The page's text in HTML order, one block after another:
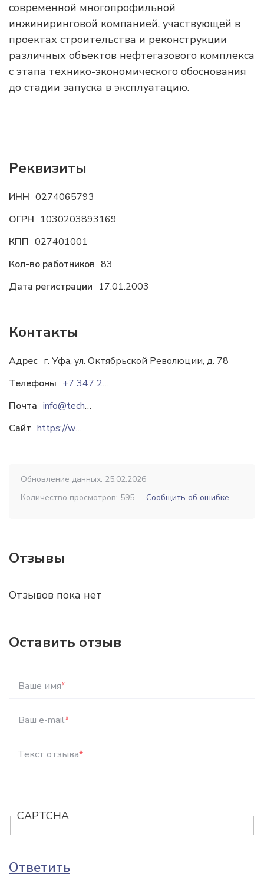
современной многопрофильной
инжиниринговой компанией, участвующей в
проектах строительства и реконструкции
различных объектов нефтегазового комплекса
с этапа технико-экономического обоснования
до стадии запуска в эксплуатацию.
Реквизиты
ИНН 0274065793
ОГРН 1030203893169
КПП 027401001
Кол-во работников 83
Дата регистрации 17.01.2003
Контакты
Адрес г. Уфа, ул. Октябрьской Революции, д. 78
Телефоны
+7 347 286 52 28
Почта
info@technotecs.ru
Сайт
https://www.technotecs.ru
Обновление данных: 25.02.2026
Количество просмотров: 595
Сообщить об ошибке
Отзывы
Отзывов пока нет
Оставить отзыв
Ваше имя*
Ваш e-mail*
Текст отзыва*
CAPTCHA
Ответить